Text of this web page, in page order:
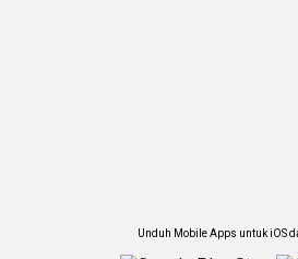
Unduh Mobile Apps untuk iOS